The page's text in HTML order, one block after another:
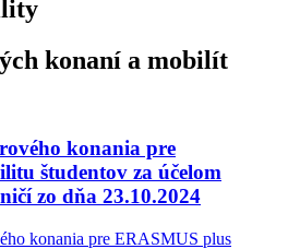
konaní a mobilít
konania pre
študentov za účelom
zo dňa 23.10.2024